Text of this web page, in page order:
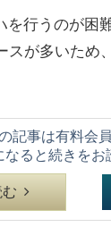
行うのが困
が多いため、
記事は有料会
ると続きをお